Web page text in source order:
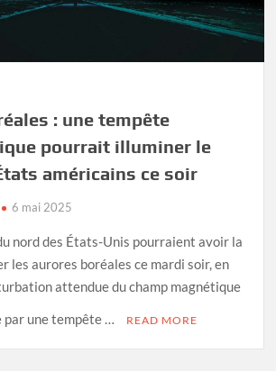
: une tempête
pourrait illuminer le
américains ce soir
6 mai 2025
nord des États-Unis pourraient avoir la
les aurores boréales ce mardi soir, en
attendue du champ magnétique
une tempête …
READ MORE